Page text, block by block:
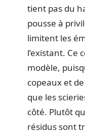
tient pas du
pousse à
limitent les
l’existant. Ce
modèle,
copeaux et
que les
côté. Plutôt
résidus sont